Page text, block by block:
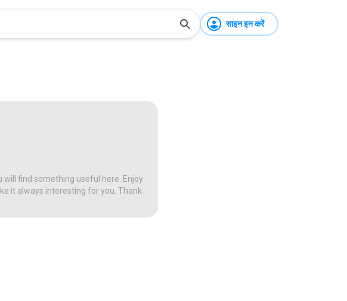
साइन इन करें
find something useful here. Enjoy
it always interesting for you. Thank